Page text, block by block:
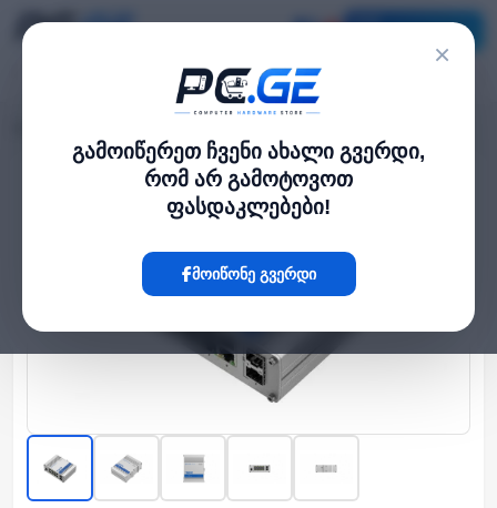
×
გამოიწერეთ ჩვენი ახალი გვერდი,
რომ არ გამოტოვოთ
ფასდაკლებები!
მოიწონე გვერდი